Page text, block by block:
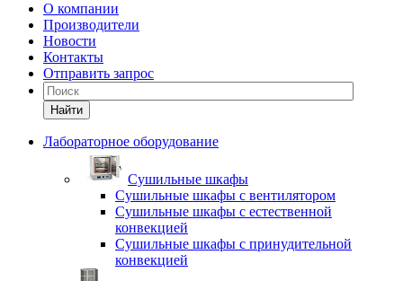
О компании
Производители
Новости
Контакты
Отправить запрос
Найти
Лабораторное оборудование
Cушильные шкафы
Сушильные шкафы с вентилятором
Сушильные шкафы с естественной
конвекцией
Сушильные шкафы с принудительной
конвекцией